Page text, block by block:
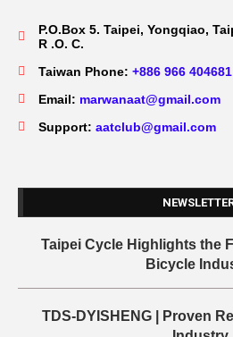
P.O.Box 5. Taipei, Yongqiao,
R .O. C.
Taiwan Phone: +886 966 404681
Email: marwanaat@gmail.com
Support: aatclub@gmail.com
Taipei Cycle Highlights the
Bicycle
TDS-DYISHENG | Proven